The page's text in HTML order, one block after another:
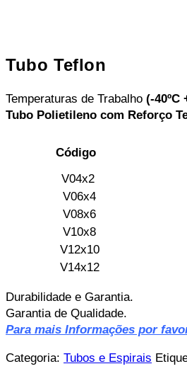
Tubo Teflon
Temperaturas de Trabalho (-40ºC
Tubo Polietileno com Reforço
Código
V04x2
V06x4
V08x6
V10x8
V12x10
V14x12
Durabilidade e Garantia.
Garantia de Qualidade.
Para mais Informações por
Categoria: Tubos e Espirais